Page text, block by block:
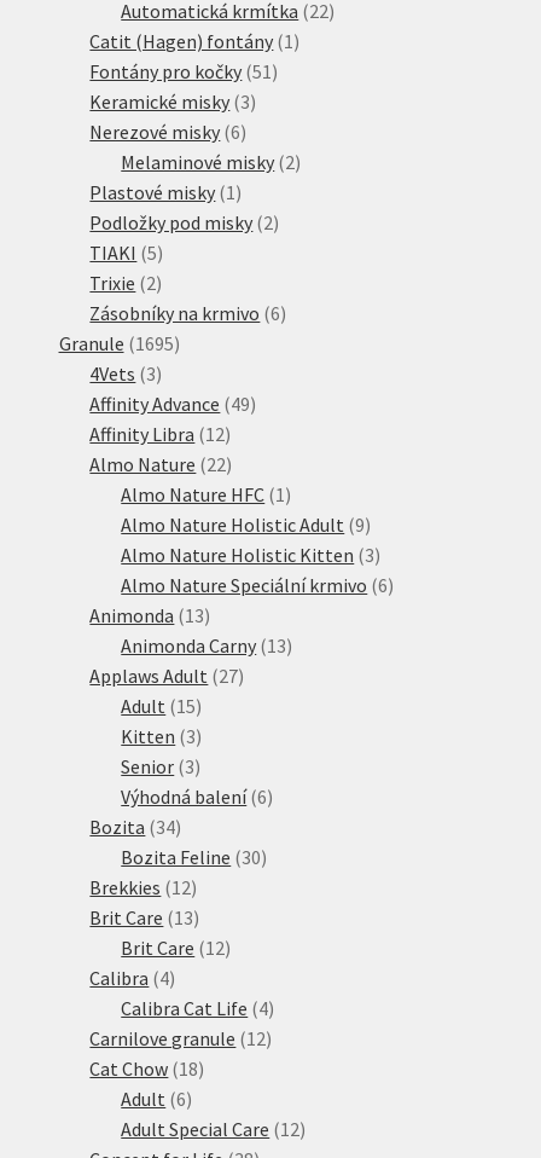
produktů
Automatická krmítka 2222
Catit (Hagen) fontány 1 1
Fontány pro kočky 51 51
Keramické misky 33
Nerezové misky 66
produktů
Melaminové misky 22
Plastové misky 1 1
produkt
Podložky pod misky 22
TIAKI 55
produktů
Trixie 22
produkty
Zásobníky na krmivo 66
Granule 16951695
4Vets 33
produkty
Affinity Advance 4949
Affinity Libra 1212
produktů
Almo Nature 2222
produktů
Almo Nature HFC 1 1
produkt
Almo Nature Holistic Adult 99
produktů
Almo Nature Holistic Kitten 33
produkty
Almo Nature Speciální krmivo 66
Animonda 1313
produktů
Animonda Carny 1313
Applaws Adult 2727
Adult 1515
produktů
Kitten 33
produkty
Senior 33
produkty
Výhodná balení 66
Bozita 3434
produktů
Bozita Feline 3030
Brekkies 1212
produktů
Brit Care 1313
produktů
Brit Care 1212
Calibra 44
produkty
Calibra Cat Life 44
produkty
Carnilove granule 1212
Cat Chow 1818
Adult 66
produktů
Adult Special Care 1212